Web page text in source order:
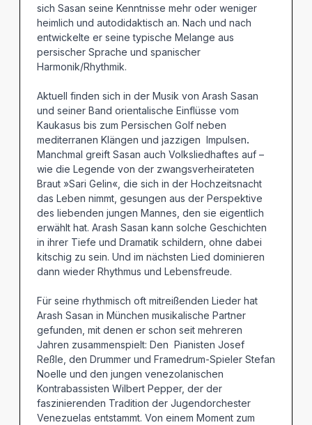
sich Sasan seine Kenntnisse mehr oder weniger
heimlich und autodidaktisch an. Nach und nach
entwickelte er seine typische Melange aus
persischer Sprache und spanischer
Harmonik/Rhythmik.
Aktuell finden sich in der Musik von Arash Sasan
und seiner Band orientalische Einflüsse vom
Kaukasus bis zum Persischen Golf neben
mediterranen Klängen und jazzigen Impulsen.
Manchmal greift Sasan auch Volksliedhaftes auf –
wie die Legende von der zwangsverheirateten
Braut »Sari Gelin«, die sich in der Hochzeitsnacht
das Leben nimmt, gesungen aus der Perspektive
des liebenden jungen Mannes, den sie eigentlich
erwählt hat. Arash Sasan kann solche Geschichten
in ihrer Tiefe und Dramatik schildern, ohne dabei
kitschig zu sein. Und im nächsten Lied dominieren
dann wieder Rhythmus und Lebensfreude.
Für seine rhythmisch oft mitreißenden Lieder hat
Arash Sasan in München musikalische Partner
gefunden, mit denen er schon seit mehreren
Jahren zusammenspielt: Den Pianisten Josef
Reßle, den Drummer und Framedrum-Spieler Stefan
Noelle und den jungen venezolanischen
Kontrabassisten Wilbert Pepper, der der
faszinierenden Tradition der Jugendorchester
Venezuelas entstammt. Von einem Moment zum